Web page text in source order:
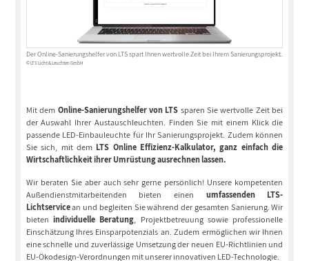
Der Online-Sanierungshelfer von LTS spart Ihnen wertvolle Zeit bei Ihrem Sanierungsprojekt.
© LTS Licht & Leuchten GmbH
Mit dem Online-Sanierungshelfer von LTS sparen Sie wertvolle Zeit bei
der Auswahl Ihrer Austauschleuchten. Finden Sie mit einem Klick die
passende LED-Einbauleuchte für Ihr Sanierungsprojekt. Zudem können
Sie sich, mit dem LTS Online Effizienz-Kalkulator, ganz einfach die
Wirtschaftlichkeit ihrer Umrüstung ausrechnen lassen.
Wir beraten Sie aber auch sehr gerne persönlich! Unsere kompetenten
Außendienstmitarbeitenden bieten einen umfassenden LTS-
Lichtservicean und begleiten Sie während der gesamten Sanierung. Wir
bietenindividuelle Beratung, Projektbetreuung sowie professionelle
Einschätzung Ihres Einsparpotenzials an. Zudem ermöglichen wir Ihnen
eine schnelle und zuverlässige Umsetzung der neuen EU-Richtlinien und
EU-Ökodesign-Verordnungen mit unserer innovativen LED-Technologie.